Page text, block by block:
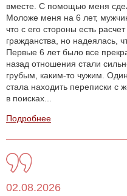
вместе. С помощью меня
Моложе меня на 6 лет,
что с его стороны есть
гражданства, но надеялась,
Первые 6 лет было все
назад отношения стали
грубым, каким-то чужим.
стала находить переписки с
в поисках...
Подробнее
02.08.2026